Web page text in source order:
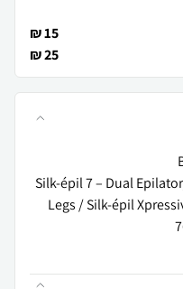
15 ₪
25 ₪
Silk-épil 7 – Dual
Legs / Silk-épil